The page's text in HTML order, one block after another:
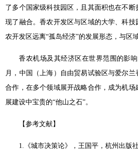
了多个国家级科技园区，且其面积也在不
现了融合。香农开发区与区域的大学、科
农开发区远离“孤岛经济”的发展形态，与区
香农机场及其经济区在世界范围的影
月，中国（上海）自由贸易试验区与爱尔
合作，在多个领域展开战略合作，成为机
展建设中宝贵的“他山之石”。
【参考文献】
1.《城市决策论》，王国平，杭州出版